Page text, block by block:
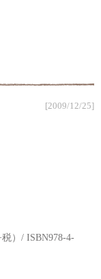
）/ ISBN978-4-
[2009/12/25]